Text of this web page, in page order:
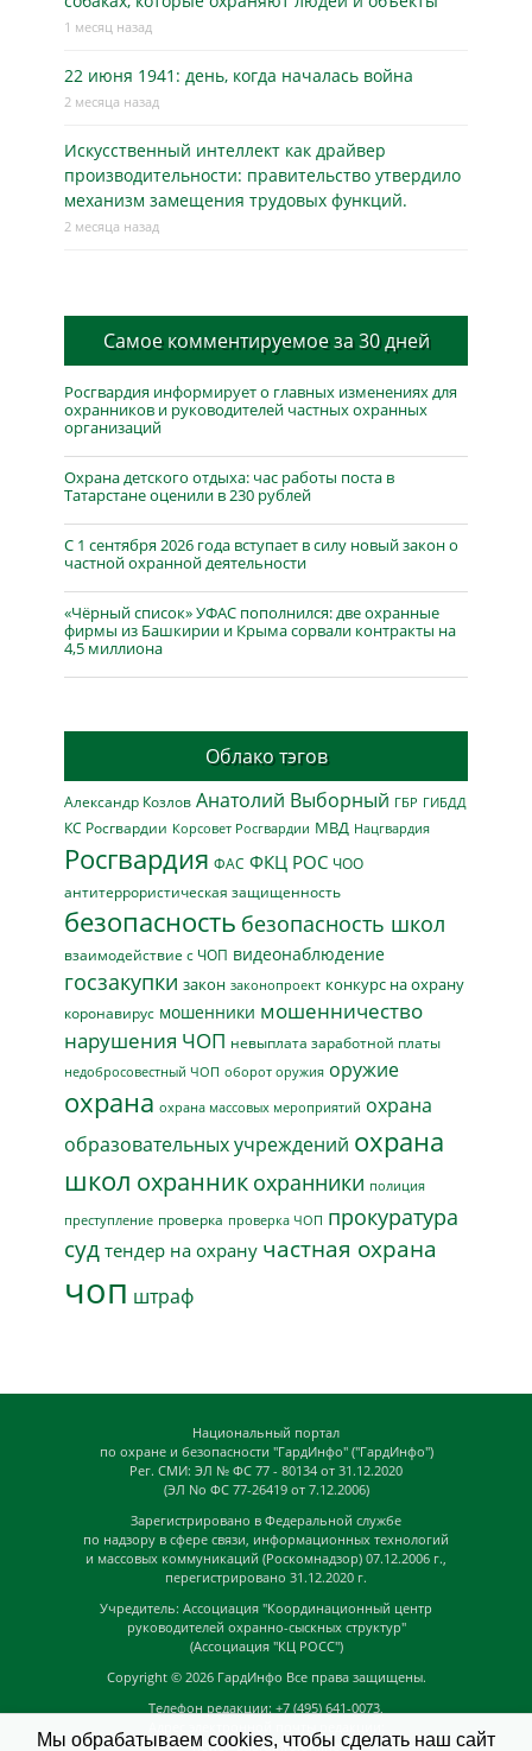
1 месяц назад
22 июня 1941: день, когда началась война
2 месяца назад
Искусственный интеллект как драйвер
производительности: правительство утвердило
механизм замещения трудовых функций.
2 месяца назад
Самое комментируемое за 30 дней
Росгвардия информирует о главных изменениях для
охранников и руководителей частных охранных
организаций
Охрана детского отдыха: час работы поста в
Татарстане оценили в 230 рублей
С 1 сентября 2026 года вступает в силу новый закон о
частной охранной деятельности
«Чёрный список» УФАС пополнился: две охранные
фирмы из Башкирии и Крыма сорвали контракты на
4,5 миллиона
Облако тэгов
Александр Козлов Анатолий Выборный ГБР ГИБДД
КС Росгвардии Корсовет Росгвардии МВД Нацгвардия
Росгвардия ФАС ФКЦ РОС ЧОО
антитеррористическая защищенность
безопасность безопасность школ
взаимодействие с ЧОП видеонаблюдение
госзакупки закон законопроект конкурс на охрану
коронавирус мошенники мошенничество
нарушения ЧОП невыплата заработной платы
недобросовестный ЧОП оборот оружия оружие
охрана охрана массовых мероприятий охрана
образовательных учреждений охрана
школ охранник охранники полиция
преступление проверка проверка ЧОП прокуратура
суд тендер на охрану частная охрана
чоп штраф
Национальный портал
по охране и безопасности "ГардИнфо" ("ГардИнфо")
Рег. СМИ: ЭЛ № ФС 77 - 80134 от 31.12.2020
(ЭЛ No ФС 77-26419 от 7.12.2006)
Зарегистрировано в Федеральной службе
по надзору в сфере связи, информационных технологий
и массовых коммуникаций (Роскомнадзор) 07.12.2006 г.,
перегистрировано 31.12.2020 г.
Учредитель: Ассоциация "Координационный центр
руководителей охранно-сыскных структур"
(Ассоциация "КЦ РОСС")
Copyright © 2026 ГардИнфо Все права защищены.
Телефон редакции: +7 (495) 641-0073,
news@guardinfo.online
Мы обрабатываем cookies, чтобы сделать наш сайт